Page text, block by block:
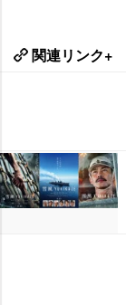
関連リンク+